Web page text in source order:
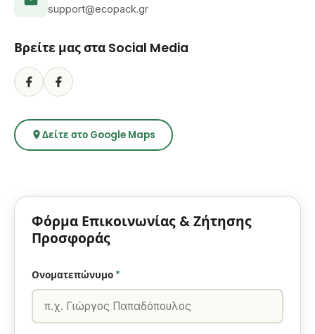
support@ecopack.gr
Βρείτε μας στα Social Media
Δείτε στο Google Maps
Φόρμα Επικοινωνίας & Ζήτησης
Προσφοράς
Ονοματεπώνυμο *